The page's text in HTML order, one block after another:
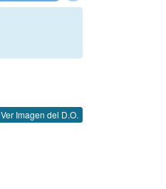
Ver Imagen del D.O.